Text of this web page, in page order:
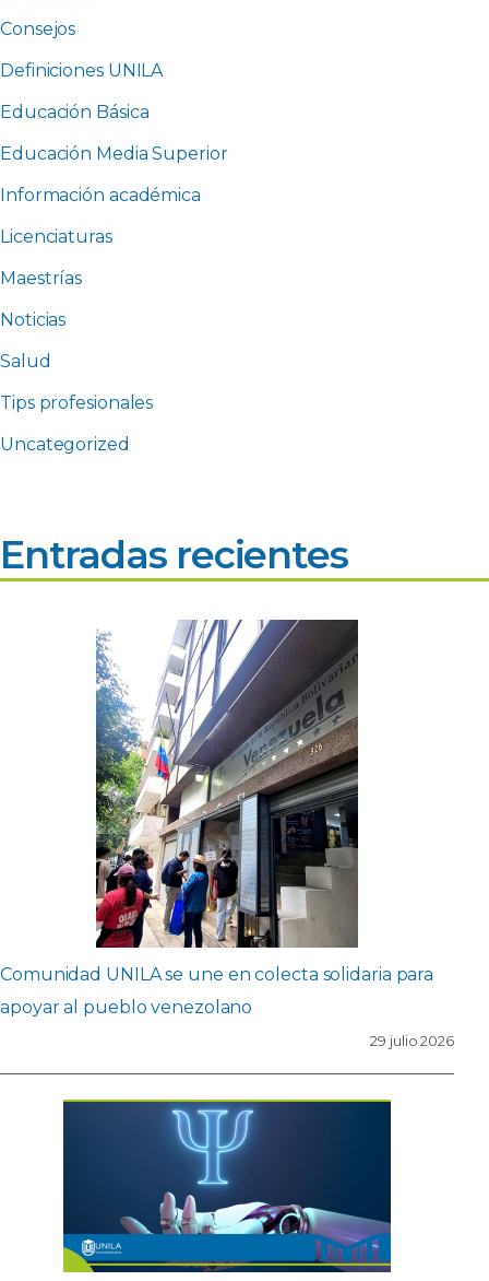
Consejos
Definiciones UNILA
Educación Básica
Educación Media Superior
Información académica
Licenciaturas
Maestrías
Noticias
Salud
Tips profesionales
Uncategorized
Entradas recientes
Comunidad UNILA se une en colecta solidaria para
apoyar al pueblo venezolano
29 julio 2026